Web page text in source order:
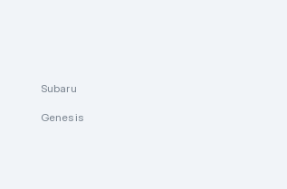
Subaru
Genesis